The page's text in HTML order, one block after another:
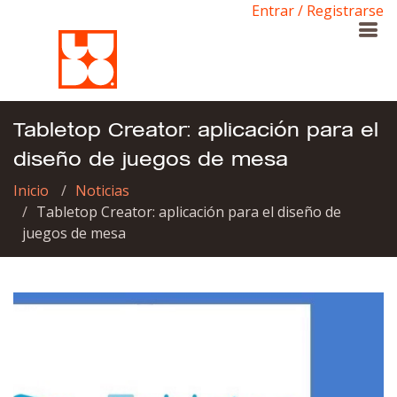
Entrar / Registrarse
Tabletop Creator: aplicación para el
diseño de juegos de mesa
Inicio
Noticias
Tabletop Creator: aplicación para el diseño de
juegos de mesa